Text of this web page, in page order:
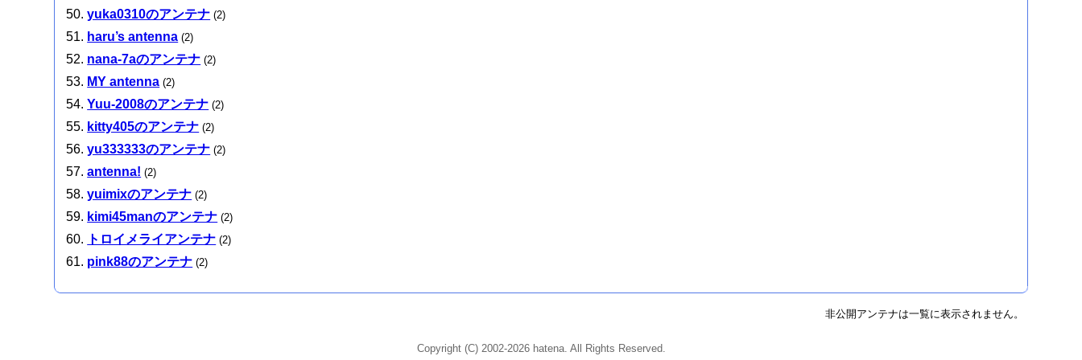
yuka0310のアンテナ (2)
haru’s antenna (2)
nana-7aのアンテナ (2)
MY antenna (2)
Yuu-2008のアンテナ (2)
kitty405のアンテナ (2)
yu333333のアンテナ (2)
antenna! (2)
yuimixのアンテナ (2)
kimi45manのアンテナ (2)
トロイメライアンテナ (2)
pink88のアンテナ (2)
非公開アンテナは一覧に表示されません。
Copyright (C) 2002-2026 hatena. All Rights Reserved.